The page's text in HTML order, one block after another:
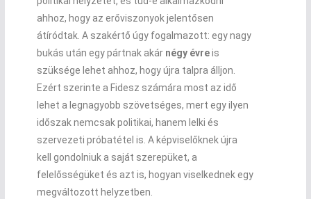
ahhoz, hogy az erőviszonyok jelentősen
átíródtak. A szakértő úgy fogalmazott: egy nagy
bukás után egy pártnak akár négy évreis
szüksége lehet ahhoz, hogy újra talpra álljon.
Ezért szerinte a Fidesz számára most az idő
lehet a legnagyobb szövetséges, mert egy ilyen
időszak nemcsak politikai, hanem lelki és
szervezeti próbatétel is. A képviselőknek újra
kell gondolniuk a saját szerepüket, a
felelősségüket és azt is, hogyan viselkednek egy
megváltozott helyzetben.